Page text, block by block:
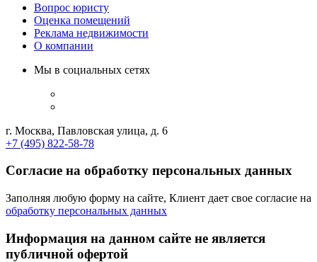
Вопрос юристу
Оценка помещений
Реклама недвижимости
О компании
Мы в социальных сетях
г. Москва, Павловская улица, д. 6
+7 (495) 822-58-78
Согласие на обработку персональных данных
Заполняя любую форму на сайте, Клиент дает свое согласие на
обработку персональных данных
Информация на данном сайте не является
публичной офертой